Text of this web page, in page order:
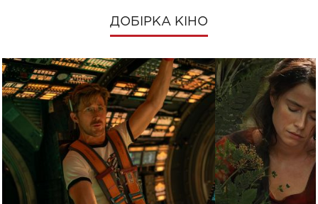
ДОБІРКА КІНО